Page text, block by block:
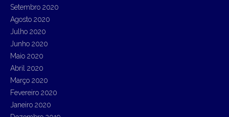
Setembro 2020
Agosto 2020
Julho 2020
Junho 2020
Maio 2020
Abril 2020
Março 2020
Fevereiro 2020
Janeiro 2020